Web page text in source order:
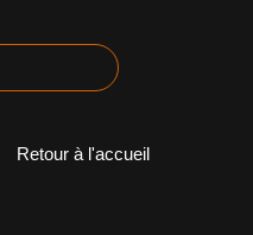
Retour à l'accueil